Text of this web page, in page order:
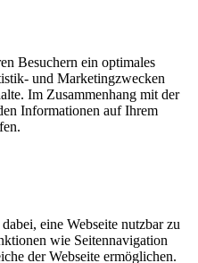
Besuchern ein optimales
und Marketingzwecken
Im Zusammenhang mit der
Informationen auf Ihrem
eine Webseite nutzbar zu
wie Seitennavigation
der Webseite ermöglichen.